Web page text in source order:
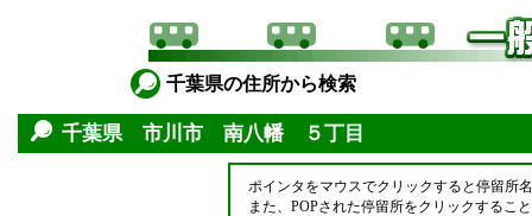
千葉県の住所から検索
千葉県 市川市 南八幡 ５丁目
ポインタをマウスでクリックすると停留所
また、POPされた停留所をクリックするこ